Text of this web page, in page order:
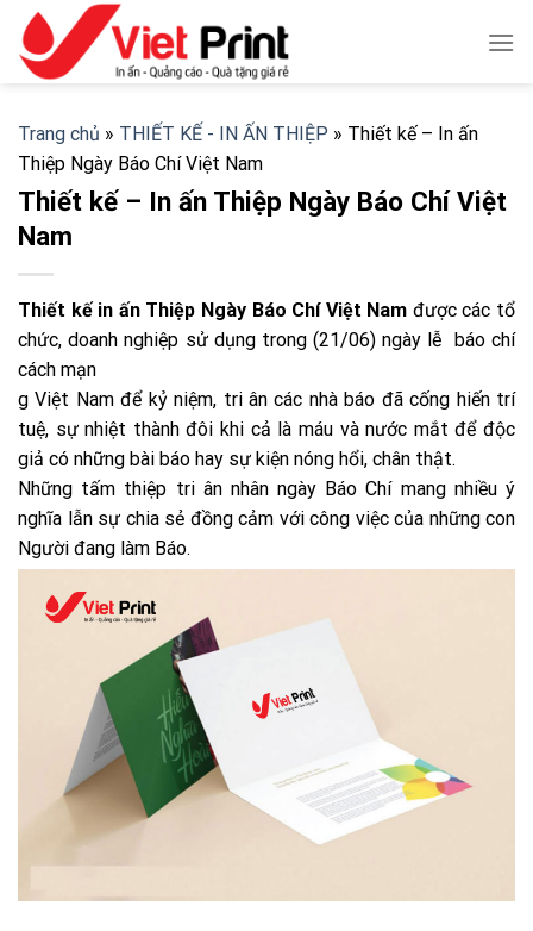
Skip
content
Trang chủ » THIẾT KẾ - IN ẤN THIỆP » Thiết kế – In ấn
Thiệp Ngày Báo Chí Việt Nam
Thiết kế – In ấn Thiệp Ngày Báo Chí Việt
Nam
Thiết kế in ấn Thiệp Ngày Báo Chí Việt Nam được các tổ
chức, doanh nghiệp sử dụng trong (21/06) ngày lễ báo chí
cách mạn
g Việt Nam để kỷ niệm, tri ân các nhà báo đã cống hiến trí
tuệ, sự nhiệt thành đôi khi cả là máu và nước mắt để độc
giả có những bài báo hay sự kiện nóng hổi, chân thật.
Những tấm thiệp tri ân nhân ngày Báo Chí mang nhiều ý
nghĩa lẫn sự chia sẻ đồng cảm với công việc của những con
Người đang làm Báo.